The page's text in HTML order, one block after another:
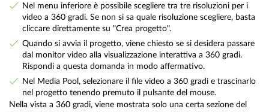
Nel menu inferiore è possibile scegliere tra tre risoluzioni per i
video a 360 gradi. Se non si sa quale risoluzione scegliere, basta
cliccare direttamente su "Crea progetto".
Quando si avvia il progetto, viene chiesto se si desidera passare
dal monitor video alla visualizzazione interattiva a 360 gradi.
Rispondi a questa domanda in modo affermativo.
Nel Media Pool, selezionare il file video a 360 gradi e trascinarlo
nel progetto tenendo premuto il pulsante del mouse.
Nella vista a 360 gradi, viene mostrata solo una certa sezione del